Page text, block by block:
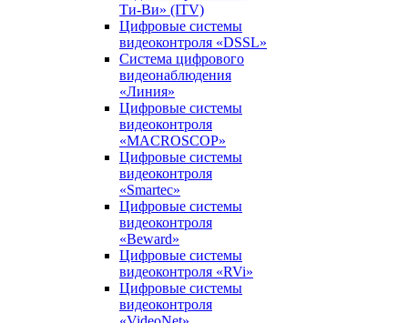
Ти-Ви» (ITV)
Цифровые системы
видеоконтроля «DSSL»
Система цифрового
видеонаблюдения
«Линия»
Цифровые системы
видеоконтроля
«MACROSCOP»
Цифровые системы
видеоконтроля
«Smartec»
Цифровые системы
видеоконтроля
«Beward»
Цифровые системы
видеоконтроля «RVi»
Цифровые системы
видеоконтроля